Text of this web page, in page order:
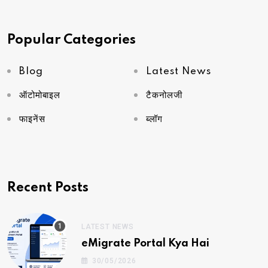
Popular Categories
Blog Latest News
ऑटोमोबाइल टैकनोलजी
फाइनेंस ब्लॉग
Recent Posts
LATEST NEWS
eMigrate Portal Kya Hai
30/05/2026